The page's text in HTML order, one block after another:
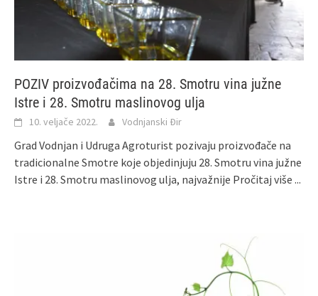
POZIV proizvođačima na 28. Smotru vina južne
Istre i 28. Smotru maslinovog ulja
10. veljače 2022. Vodnjanski Đir
Grad Vodnjan i Udruga Agroturist pozivaju proizvođače na
tradicionalne Smotre koje objedinjuju 28. Smotru vina južne
Istre i 28. Smotru maslinovog ulja, najvažnije Pročitaj više ...